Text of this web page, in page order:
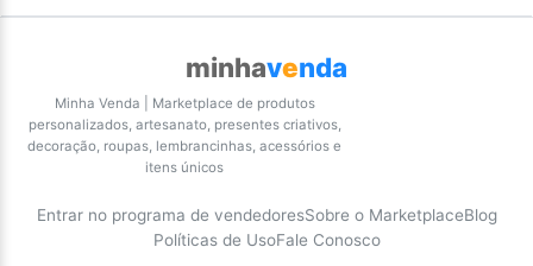
minhavenda
Minha Venda | Marketplace de produtos
personalizados, artesanato, presentes criativos,
decoração, roupas, lembrancinhas, acessórios e
itens únicos
Entrar no programa de vendedoresSobre o MarketplaceBlog
Políticas de UsoFale Conosco